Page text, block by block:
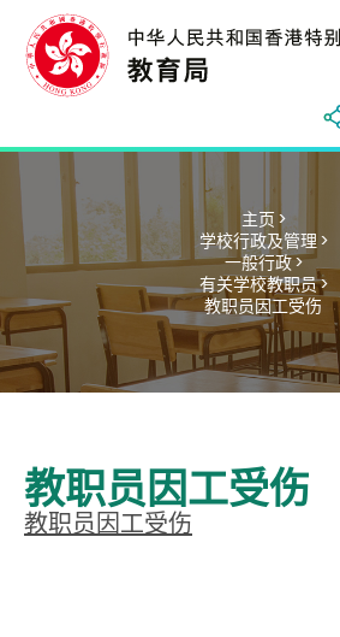
主页 >
学校行政及管理 >
一般行政 >
有关学校教职员 >
教职员因工受伤
教职员因工受伤
教职员因工受伤